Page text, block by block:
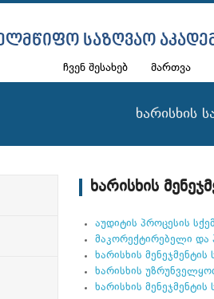
ᲡᲐᲖᲦᲕᲐᲝ
ჩვენ შესახებ მართვა
ხარისხის
ხარისხის
აუდიტის პროცესის
მაკორექტირებელი და
ხარისხის
ხარისხის
ხარისხის